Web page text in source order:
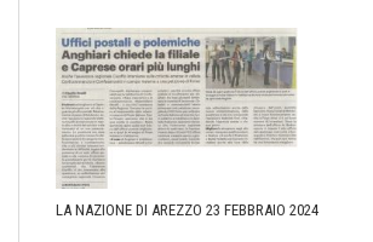
LA NAZIONE DI AREZZO 23 FEBBRAIO 2024